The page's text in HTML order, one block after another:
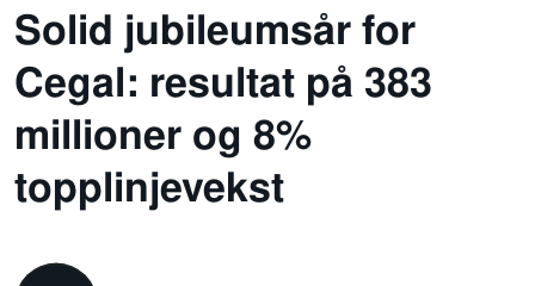
Solid jubileumsår for
Cegal: resultat på 383
millioner og 8%
topplinjevekst